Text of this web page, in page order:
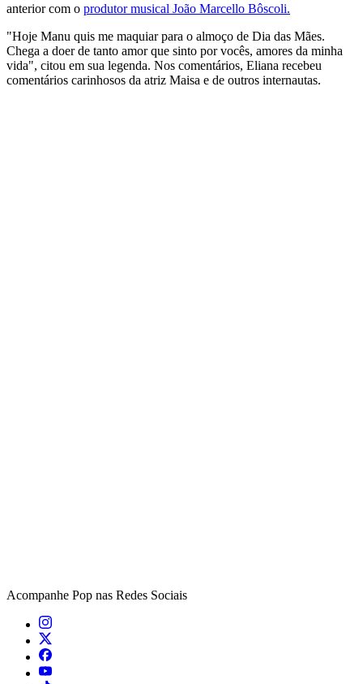
anterior com o produtor musical João Marcello Bôscoli.
"Hoje Manu quis me maquiar para o almoço de Dia das Mães.
Chega a doer de tanto amor que sinto por vocês, amores da minha
vida", citou em sua legenda. Nos comentários, Eliana recebeu
comentários carinhosos da atriz Maisa e de outros internautas.
Acompanhe Pop nas Redes Sociais